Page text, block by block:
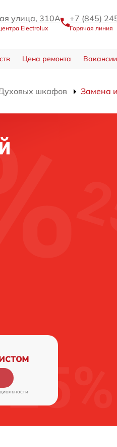
улица, 310А
Electrolux
+7 (845)
Горячая линия
Цена ремонта Вакансии
шкафов Замена